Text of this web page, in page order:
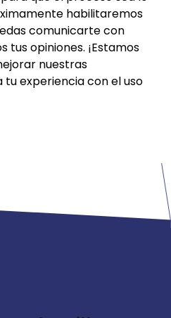
habilitaremos
comunicarte con
opiniones. ¡Estamos
nuestras
experiencia con el uso